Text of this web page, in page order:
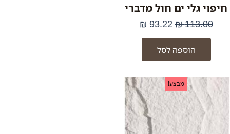
חיפוי גלי ים חול מדברי
113.00
₪
93.22
₪
הוספה לסל
מבצע!המחיר
המקורי
היה:
79.00 ₪.
המחיר
הנוכחי
הוא:
59.00 ₪.